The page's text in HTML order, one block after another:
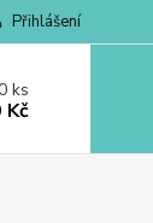
Přihlášení
ks
Kč